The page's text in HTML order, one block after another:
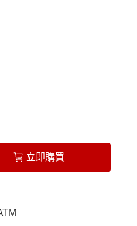
立即購買